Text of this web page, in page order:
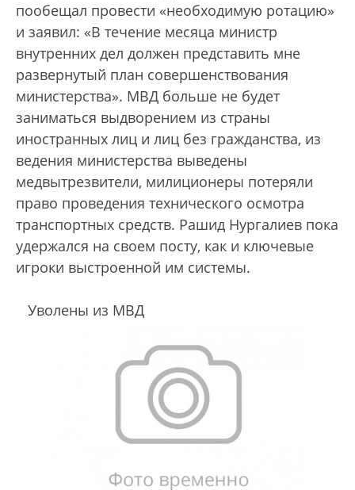
пообещал провести «необходимую ротацию»
и заявил: «В течение месяца министр
внутренних дел должен представить мне
развернутый план совершенствования
министерства». МВД больше не будет
заниматься выдворением из страны
иностранных лиц и лиц без гражданства, из
ведения министерства выведены
медвытрезвители, милиционеры потеряли
право проведения технического осмотра
транспортных средств. Рашид Нургалиев пока
удержался на своем посту, как и ключевые
игроки выстроенной им системы.
Уволены из МВД